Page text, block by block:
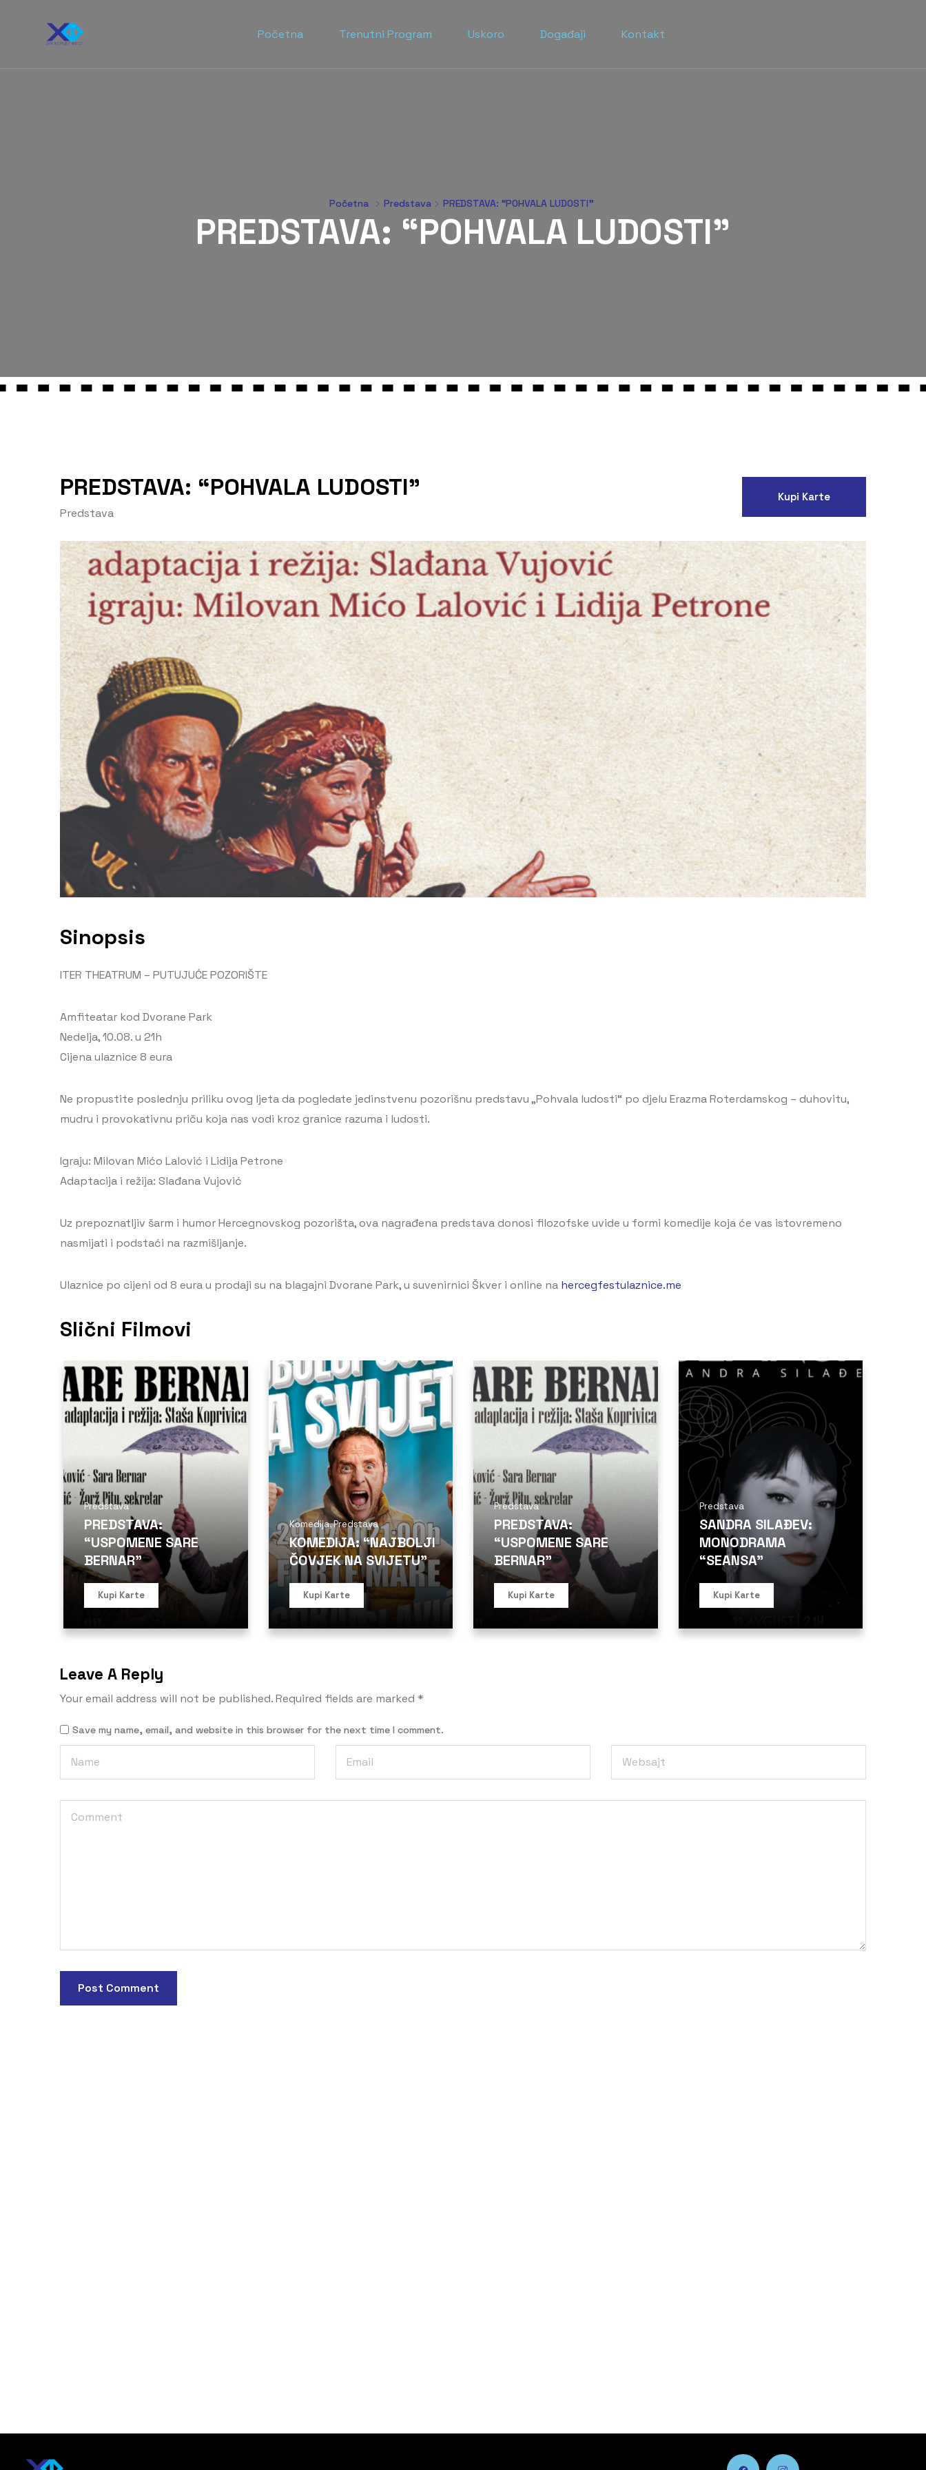
Početna Trenutni Program Uskoro Događaji Kontakt
Početna Predstava PREDSTAVA: “POHVALA LUDOSTI”
PREDSTAVA: “POHVALA LUDOSTI”
PREDSTAVA: “POHVALA LUDOSTI”
Predstava
Kupi Karte
Sinopsis
ITER THEATRUM – PUTUJUĆE POZORIŠTE
Amfiteatar kod Dvorane Park
Nedelja, 10.08. u 21h
Cijena ulaznice 8 eura
Ne propustite poslednju priliku ovog ljeta da pogledate jedinstvenu pozorišnu predstavu „Pohvala ludosti“ po djelu Erazma Roterdamskog – duhovitu,
mudru i provokativnu priču koja nas vodi kroz granice razuma i ludosti.
Igraju: Milovan Mićo Lalović i Lidija Petrone
Adaptacija i režija: Slađana Vujović
Uz prepoznatljiv šarm i humor Hercegnovskog pozorišta, ova nagrađena predstava donosi filozofske uvide u formi komedije koja će vas istovremeno
nasmijati i podstaći na razmišljanje.
Ulaznice po cijeni od 8 eura u prodaji su na blagajni Dvorane Park, u suvenirnici Škver i online na hercegfestulaznice.me
Slični Filmovi
Predstava
PREDSTAVA:
“USPOMENE SARE
BERNAR”
Kupi Karte
Komedija,Predstava
KOMEDIJA: “NAJBOLJI
ČOVJEK NA SVIJETU”
Kupi Karte
Predstava
PREDSTAVA:
“USPOMENE SARE
BERNAR”
Kupi Karte
Predstava
SANDRA SILAĐEV:
MONODRAMA
“SEANSA”
Kupi Karte
Leave A Reply
Your email address will not be published.Required fields are marked *
Save my name, email, and website in this browser for the next time I comment.